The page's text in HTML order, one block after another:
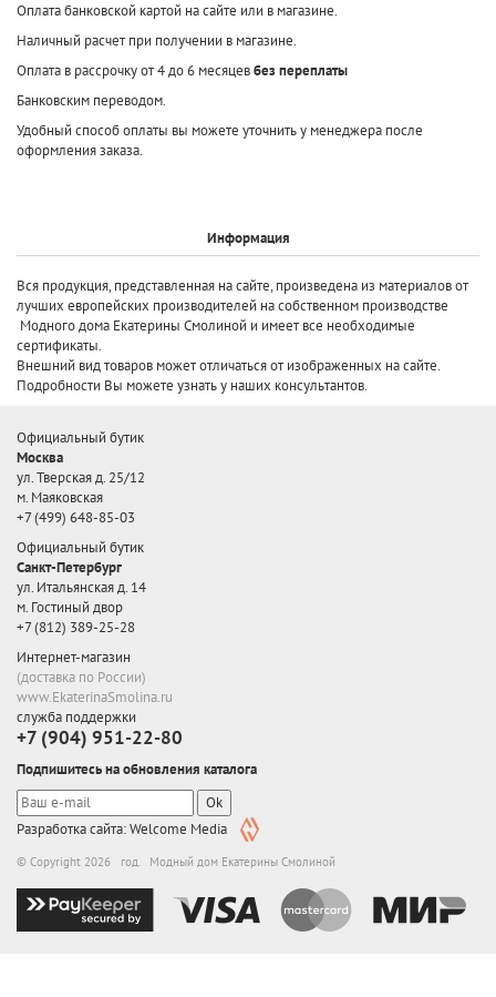
Оплата банковской картой на сайте или в магазине.
Наличный расчет при получении в магазине.
Оплата в рассрочку от 4 до 6 месяцевбез переплаты
Банковским переводом.
Удобный способ оплаты вы можете уточнить у менеджера после
оформления заказа.
Информация
Вся продукция, представленная на сайте, произведена из материалов от
лучших европейских производителей на собственном производстве
Модного дома Екатерины Смолиной и имеет все необходимые
сертификаты.
Внешний вид товаров может отличаться от изображенных на сайте.
Подробности Вы можете узнать у наших консультантов.
Официальный бутик
Москва
ул. Тверская д. 25/12
м. Маяковская
+7 (499) 648-85-03
Официальный бутик
Санкт-Петербург
ул. Итальянская д. 14
м. Гостиный двор
+7 (812) 389-25-28
Интернет-магазин
(доставка по России)
www.EkaterinaSmolina.ru
служба поддержки
+7 (904) 951-22-80
Подпишитесь на обновления каталога
Ok
Разработка сайта: Welcome Media
© Copyright 2026 год. Модный дом Екатерины Смолиной